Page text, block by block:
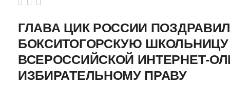
ГЛАВА ЦИК РОССИИ
БОКСИТОГОРСКУЮ
ВСЕРОССИЙСКОЙ ИНТЕРНЕТ-
ИЗБИРАТЕЛЬНОМУ ПРАВУ